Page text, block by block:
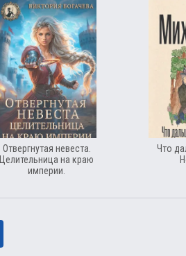
Отвергнутая невеста.
Целительница на краю
империи.
Что